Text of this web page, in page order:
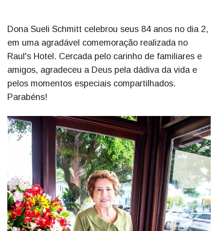
Dona Sueli Schmitt celebrou seus 84 anos no dia 2,
em uma agradável comemoração realizada no
Raul's Hotel. Cercada pelo carinho de familiares e
amigos, agradeceu a Deus pela dádiva da vida e
pelos momentos especiais compartilhados.
Parabéns!